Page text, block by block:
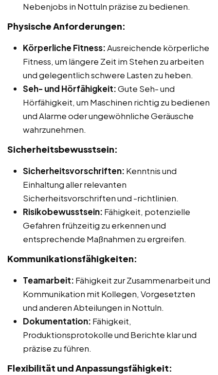
Nebenjobs in Nottuln präzise zu bedienen.
Physische Anforderungen:
Körperliche Fitness:Ausreichende körperliche
Fitness, um längere Zeit im Stehen zu arbeiten
und gelegentlich schwere Lasten zu heben.
Seh- und Hörfähigkeit:Gute Seh- und
Hörfähigkeit, um Maschinen richtig zu bedienen
und Alarme oder ungewöhnliche Geräusche
wahrzunehmen.
Sicherheitsbewusstsein:
Sicherheitsvorschriften: Kenntnis und
Einhaltung aller relevanten
Sicherheitsvorschriften und -richtlinien.
Risikobewusstsein: Fähigkeit, potenzielle
Gefahren frühzeitig zu erkennen und
entsprechende Maßnahmen zu ergreifen.
Kommunikationsfähigkeiten:
Teamarbeit: Fähigkeit zur Zusammenarbeit und
Kommunikation mit Kollegen, Vorgesetzten
und anderen Abteilungen in Nottuln.
Dokumentation: Fähigkeit,
Produktionsprotokolle und Berichte klar und
präzise zu führen.
Flexibilität und Anpassungsfähigkeit: